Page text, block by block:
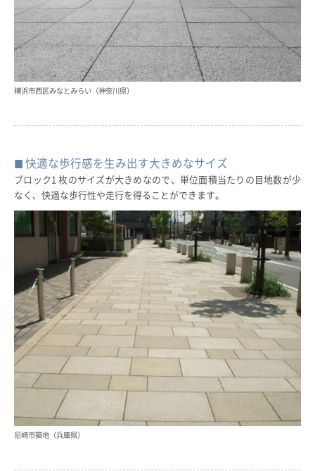
横浜市西区みなとみらい（神奈川県）
快適な歩行感を生み出す大きめなサイズ
ブロック1 枚のサイズが大きめなので、単位面積当たりの目地数が少
なく、快適な歩行性や走行を得ることができます。
尼崎市築地（兵庫県）